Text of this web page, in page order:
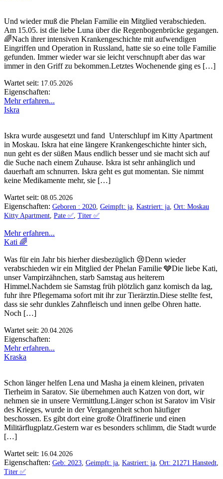
Und wieder muß die Phelan Familie ein Mitglied verabschieden.
Am 15.05. ist die liebe Luna über die Regenbogenbrücke gegangen.
🌈Nach ihrer intensiven Krankengeschichte mit aufwendigen
Eingriffen und Operation in Russland, hatte sie so eine tolle Familie
gefunden. Immer wieder war sie leicht verschnupft aber das war
immer in den Griff zu bekommen.Letztes Wochenende ging es […]
Wartet seit: 17.05.2026
Eigenschaften:
Mehr erfahren...
Iskra
Iskra wurde ausgesetzt und fand Unterschlupf im Kitty Apartment
in Moskau. Iskra hat eine längere Krankengeschichte hinter sich,
nun geht es der süßen Maus endlich besser und sie macht sich auf
die Suche nach einem Zuhause. Iskra ist sehr anhänglich und
dauerhaft am schnurren. Iskra geht es gut momentan. Sie nimmt
keine Medikamente mehr, sie […]
Wartet seit: 08.05.2026
Eigenschaften: Geboren : 2020 Geimpft: ja Kastriert: ja Ort: Moskau
Kitty Apartment Pate ✅️ Titer ✅️
Mehr erfahren...
Kati 🌈
Was für ein Jahr bis hierher diesbezüglich 😢Denn wieder
verabschieden wir ein Mitglied der Phelan Familie 🩶Die liebe Kati,
unser Vampirzähnchen, starb Samstag aus heiterem
Himmel.Nachdem sie Samstag früh plötzlich ganz komisch da lag,
fuhr ihre Pflegemama sofort mit ihr zur Tierärztin.Diese stellte fest,
dass sie sehr dunkles Zahnfleisch und innen gelbe Ohren hatte.
Noch […]
Wartet seit: 20.04.2026
Eigenschaften:
Mehr erfahren...
Kraska
Schon länger helfen Lena und Masha ja einem kleinen, privaten
Tierheim in Saratov. Sie übernehmen auch Katzen von dort, wir
nehmen sie in unsere Vermittlung.Länger schon ist Saratov im Visir
des Krieges, wurde in der Vergangenheit schon häufiger
beschossen. Es gibt dort eine große Ölraffinerie und einen
Militärflugplatz.Gestern war es besonders schlimm, die Stadt wurde
[…]
Wartet seit: 16.04.2026
Eigenschaften: Geb: 2023 Geimpft: ja Kastriert: ja Ort: 21271 Hanstedt
Titer ✅️